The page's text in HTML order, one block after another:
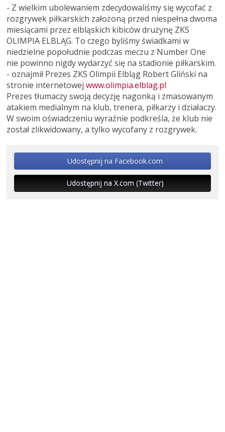
- Z wielkim ubolewaniem zdecydowaliśmy się wycofać z
rozgrywek piłkarskich założoną przed niespełna dwoma
miesiącami przez elbląskich kibiców drużynę ZKS
OLIMPIA ELBLĄG. To czego byliśmy świadkami w
niedzielne popołudnie podczas meczu z Number One
nie powinno nigdy wydarzyć się na stadionie piłkarskim.
- oznajmił Prezes ZKS Olimpii Elbląg Robert Gliński na
stronie internetowej www.olimpia.elblag.pl
Prezes tłumaczy swoją decyzję nagonką i zmasowanym
atakiem medialnym na klub, trenera, piłkarzy i działaczy.
W swoim oświadczeniu wyraźnie podkreśla, że klub nie
został zlikwidowany, a tylko wycofany z rozgrywek.
Udostępnij na Facebook.com
Udostępnij na X.com (Twitter)